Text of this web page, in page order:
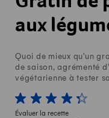
aux
Quoi de mieux qu'un
de saison, agrémenté
végétarienne à tester
1 von 5 étoiles
2 von 5 étoiles
3 von 5 étoiles
4 von 5 étoiles
5 von 5
Évaluer la recette